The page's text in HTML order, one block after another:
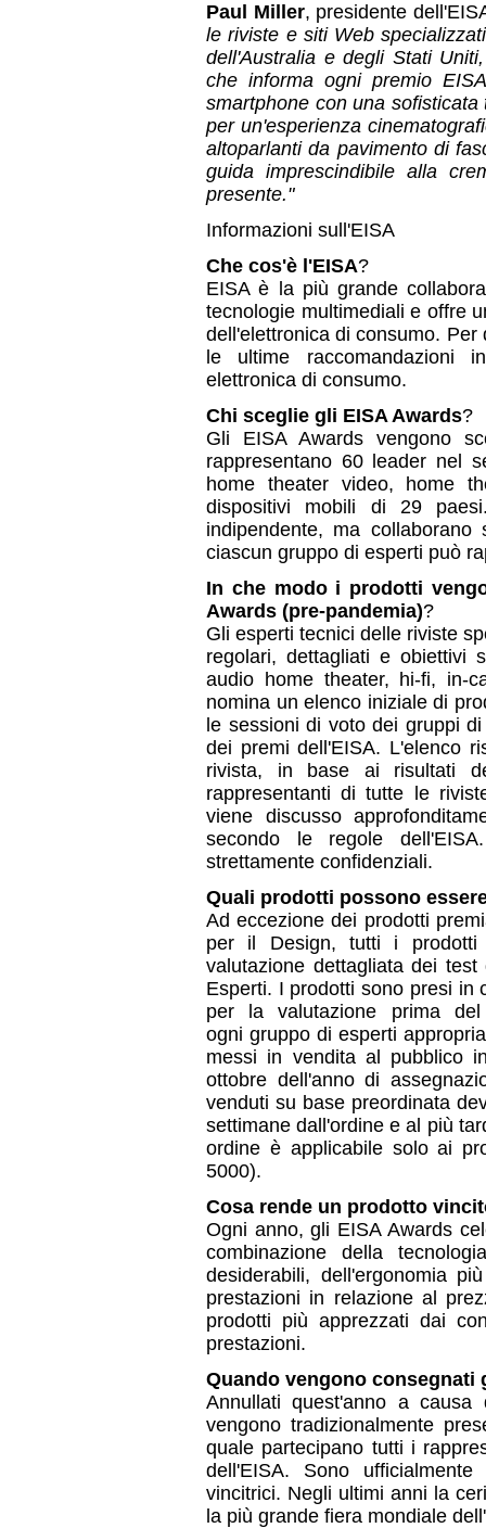
Paul Miller, presidente
le riviste e siti Web
dell'Australia e degli Stati
che informa ogni premio
smartphone con una
per un'esperienza
altoparlanti da pavimento di
guida imprescindibile alla
presente."
Informazioni sull'EISA
Che cos'è l'EISA?
EISA è la più grande
tecnologie multimediali e offre
dell'elettronica di consumo.
le ultime raccomandazioni
elettronica di consumo.
Chi sceglie gli EISA Awards?
Gli EISA Awards vengono
rappresentano 60 leader nel
home theater video, home
dispositivi mobili di 29
indipendente, ma
ciascun gruppo di esperti può
In che modo i prodotti
Awards (pre-pandemia)?
Gli esperti tecnici delle riviste
regolari, dettagliati e obiettivi
audio home theater, hi-fi, in-
nomina un elenco iniziale di
le sessioni di voto dei gruppi
dei premi dell'EISA. L'elenco
rivista, in base ai risultati
rappresentanti di tutte le
viene discusso
secondo le regole
strettamente confidenziali.
Quali prodotti possono
Ad eccezione dei prodotti
per il Design, tutti i prodotti
valutazione dettagliata dei
Esperti. I prodotti sono presi in
per la valutazione prima
ogni gruppo di esperti
messi in vendita al pubblico
ottobre dell'anno di
venduti su base preordinata
settimane dall'ordine e al più
ordine è applicabile solo ai
5000).
Cosa rende un prodotto
Ogni anno, gli EISA Awards
combinazione della
desiderabili, dell'ergonomia
prestazioni in relazione al
prodotti più apprezzati dai
prestazioni.
Quando vengono consegnati
Annullati quest'anno a causa
vengono tradizionalmente
quale partecipano tutti i
dell'EISA. Sono
vincitrici. Negli ultimi anni la
la più grande fiera mondiale